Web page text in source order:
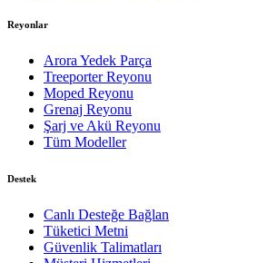
Reyonlar
Arora Yedek Parça
Treeporter Reyonu
Moped Reyonu
Grenaj Reyonu
Şarj ve Akü Reyonu
Tüm Modeller
Destek
Canlı Desteğe Bağlan
Tüketici Metni
Güvenlik Talimatları